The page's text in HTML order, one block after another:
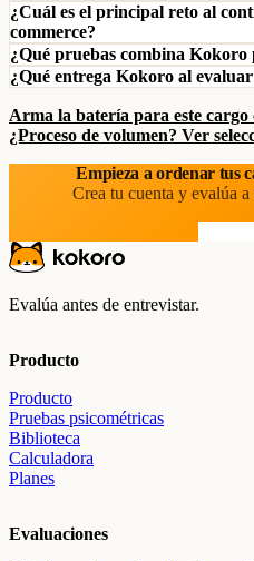
¿Cuál es el principal reto al
commerce?
¿Qué pruebas combina Kokoro
¿Qué entrega Kokoro al evaluar
Arma la batería para este
¿Proceso de volumen? Ver
Empieza a ordenar tus
Crea tu cuenta y evalúa
Evalúa antes de entrevistar.
Producto
Producto
Pruebas psicométricas
Biblioteca
Calculadora
Planes
Evaluaciones